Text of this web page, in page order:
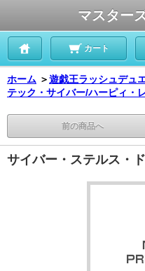
マスター
カート
ホーム ＞遊戯王ラッシュデュ
テック・サイバー/ハーピィ・
前の商品へ
サイバー・ステルス・